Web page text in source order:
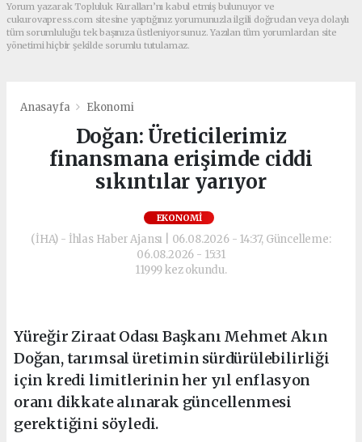
Yorum yazarak Topluluk Kuralları’nı kabul etmiş bulunuyor ve
cukurovapress.com sitesine yaptığınız yorumunuzla ilgili doğrudan veya dolaylı
tüm sorumluluğu tek başınıza üstleniyorsunuz. Yazılan tüm yorumlardan site
yönetimi hiçbir şekilde sorumlu tutulamaz.
Anasayfa Ekonomi
Doğan: Üreticilerimiz
finansmana erişimde ciddi
sıkıntılar yarıyor
EKONOMI
(İHA) - İhlas Haber Ajansı | 06.08.2026 - 14:37, Güncelleme:
06.08.2026 - 15:31
11999 kez okundu.
Yüreğir Ziraat Odası Başkanı Mehmet Akın
Doğan, tarımsal üretimin sürdürülebilirliği
için kredi limitlerinin her yıl enflasyon
oranı dikkate alınarak güncellenmesi
gerektiğini söyledi.